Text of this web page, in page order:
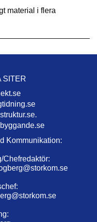
material i flera
SITER
Kommunikation:
Chefredaktör: